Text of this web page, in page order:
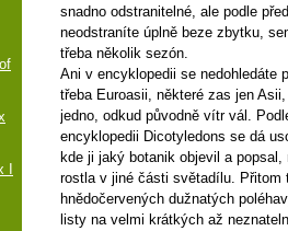
snadno odstranitelné, ale podle
neodstraníte úplně beze zbytku,
třeba několik sezón.
Ani v encyklopedii se nedohledáte
třeba Euroasii, některé zas jen
jedno, odkud původně vítr vál.
encyklopedii Dicotyledons se dá
kde ji jaký botanik objevil a
rostla v jiné části světadílu.
hnědočervených dužnatých
listy na velmi krátkých až